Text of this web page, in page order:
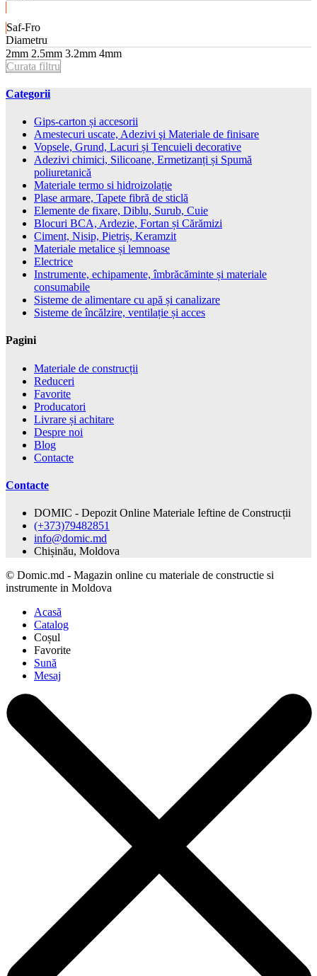
Saf-Fro
Diametru
2mm 2.5mm 3.2mm 4mm
Curata filtru
Categorii
Gips-carton și accesorii
Amestecuri uscate, Adezivi şi Materiale de finisare
Vopsele, Grund, Lacuri și Tencuieli decorative
Adezivi chimici, Silicoane, Ermetizanți și Spumă
poliuretanică
Materiale termo si hidroizolație
Plase armare, Tapete fibră de sticlă
Elemente de fixare, Diblu, Surub, Cuie
Blocuri BCA, Ardezie, Fortan și Cărămizi
Ciment, Nisip, Pietriș, Keramzit
Materiale metalice și lemnoase
Electrice
Instrumente, echipamente, îmbrăcăminte și materiale
consumabile
Sisteme de alimentare cu apă și canalizare
Sisteme de încălzire, ventilație și acces
Pagini
Materiale de construcții
Reduceri
Favorite
Producatori
Livrare și achitare
Despre noi
Blog
Contacte
Contacte
DOMIC - Depozit Online Materiale Ieftine de Construcții
(+373)79482851
info@domic.md
Chișinău, Moldova
© Domic.md - Magazin online cu materiale de constructie si
instrumente in Moldova
Acasă
Catalog
Coșul
Favorite
Sună
Mesaj